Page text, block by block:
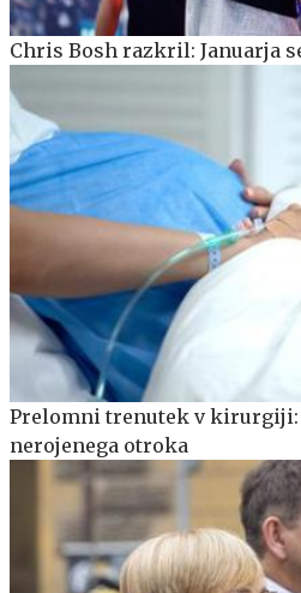
Chris Bosh razkril: Januarja
Prelomni trenutek v kirurgiji:
nerojenega otroka